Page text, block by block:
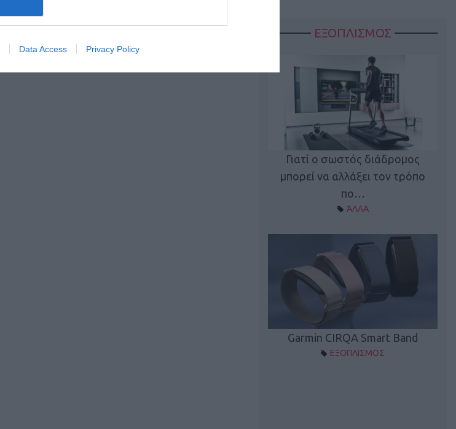
Data Access Privacy Policy
ΕΞΟΠΛΙΣΜΟΣ
Γιατί ο σωστός διάδρομος
μπορεί να αλλάξει τον τρόπο
πο…
ΆΛΛΑ
Garmin CIRQA Smart Band
ΕΞΟΠΛΙΣΜΟΣ